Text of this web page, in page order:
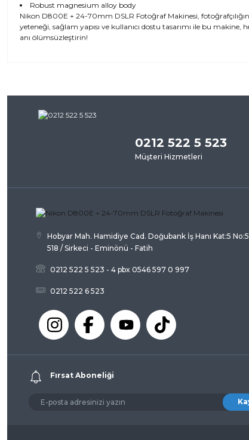
Robust magnesium alloy body
Nikon D800E + 24-70mm DSLR Fotoğraf Makinesi,
yeteneği, sağlam yapısı ve kullanıcı dostu tasarımı ile bu makine,
anı ölümsüzleştirin!
Görüş ve önerileriniz için teşekkür ederiz.
Ürün resmi kalitesiz, bozuk veya görüntülenemiyor.
Ürün açıklamasında eksik bilgiler bulunuyor.
Ürün fiyatı diğer sitelerden daha pahalı.
Bu ürüne benzer farklı alternatifler olmalı.
0212 522 5 523
Müşteri Hizmetleri
Hobyar Mah. Hamidiye Cad. Doğubank İş Hanı Kat:5
518 / Sirkeci - Eminönü - Fatih
0212 522 5 523 - 4 pbx 0546 597 0 997
0212 522 6 523
Fırsat Aboneliği